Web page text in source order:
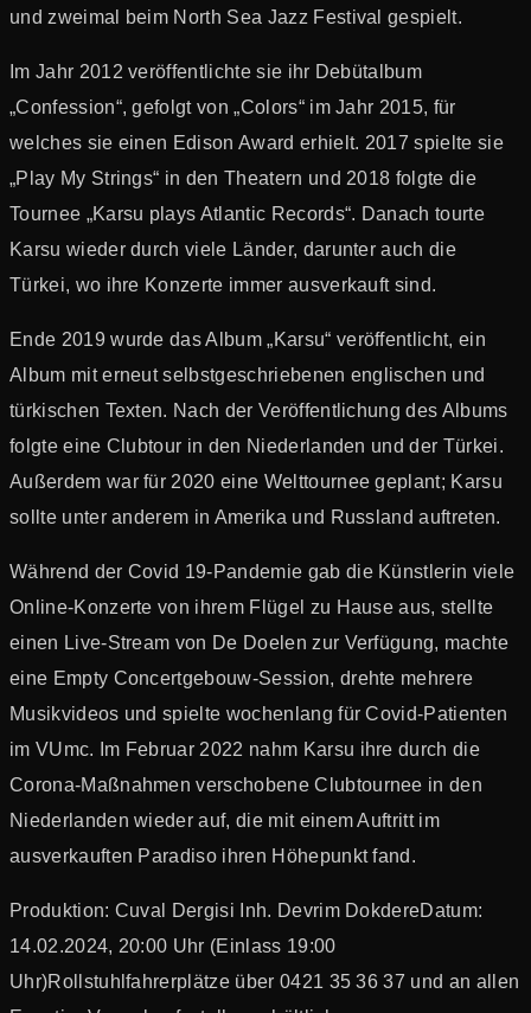
und zweimal beim North Sea Jazz Festival gespielt.
Im Jahr 2012 veröffentlichte sie ihr Debütalbum
„Confession“, gefolgt von „Colors“ im Jahr 2015, für
welches sie einen Edison Award erhielt. 2017 spielte sie
„Play My Strings“ in den Theatern und 2018 folgte die
Tournee „Karsu plays Atlantic Records“. Danach tourte
Karsu wieder durch viele Länder, darunter auch die
Türkei, wo ihre Konzerte immer ausverkauft sind.
Ende 2019 wurde das Album „Karsu“ veröffentlicht, ein
Album mit erneut selbstgeschriebenen englischen und
türkischen Texten. Nach der Veröffentlichung des Albums
folgte eine Clubtour in den Niederlanden und der Türkei.
Außerdem war für 2020 eine Welttournee geplant; Karsu
sollte unter anderem in Amerika und Russland auftreten.
Während der Covid 19-Pandemie gab die Künstlerin viele
Online-Konzerte von ihrem Flügel zu Hause aus, stellte
einen Live-Stream von De Doelen zur Verfügung, machte
eine Empty Concertgebouw-Session, drehte mehrere
Musikvideos und spielte wochenlang für Covid-Patienten
im VUmc. Im Februar 2022 nahm Karsu ihre durch die
Corona-Maßnahmen verschobene Clubtournee in den
Niederlanden wieder auf, die mit einem Auftritt im
ausverkauften Paradiso ihren Höhepunkt fand.
Produktion: Cuval Dergisi Inh. Devrim DokdereDatum:
14.02.2024, 20:00 Uhr (Einlass 19:00
Uhr)Rollstuhlfahrerplätze über 0421 35 36 37 und an allen